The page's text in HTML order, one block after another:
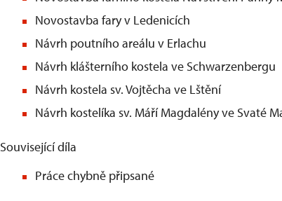
Novostavba fary v Ledenicích
Návrh poutního areálu v Erlachu
Návrh klášterního kostela ve Schwarzenbergu
Návrh kostela sv. Vojtěcha ve Lštění
Návrh kostelíka sv. Máří Magdalény ve Svaté
Související díla
Práce chybně připsané